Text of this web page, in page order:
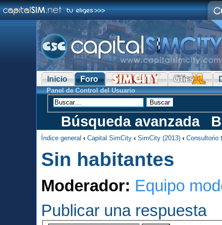
Inicio Foro
Panel de Control del Usuario
Búsqueda avanzada
Índice general ‹ Capital SimCity ‹ SimCity (2013) ‹ Consultorio
Sin habitantes
Moderador: Equipo
Publicar una respuesta